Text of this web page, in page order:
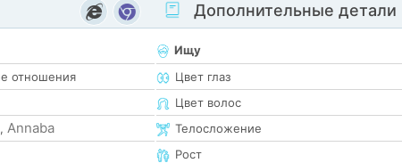
отношения
, Annaba
Дополнительные детали
Ищу
Цвет глаз
Цвет волос
Телосложение
Рост